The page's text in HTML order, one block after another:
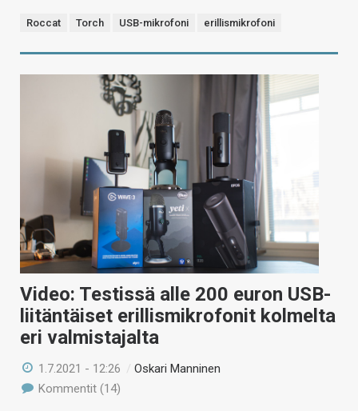
Roccat Torch USB-mikrofoni erillismikrofoni
Video: Testissä alle 200 euron USB-
liitäntäiset erillismikrofonit kolmelta
eri valmistajalta
1.7.2021 - 12:26 /Oskari Manninen
Kommentit (14)